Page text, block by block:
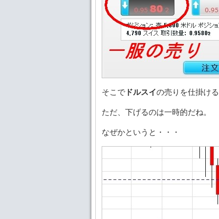
そこで ドルスイの売りを仕掛け
ただ、下げるのは一時的だね。
なぜかというと・・・